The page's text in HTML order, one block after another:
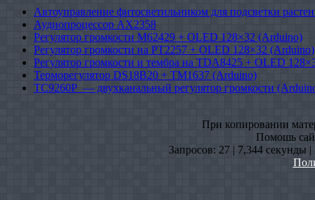
Автоуправление фитосветильником для подсветки
Аудиопроцессор AX2358
Регулятор громкости M62429 + OLED 128×32 (Arduino)
Регулятор громкости на PT2257 + OLED 128×32 (Arduino)
Регулятор громкости и тембра на TDA8425 + OLED
Терморегулятор DS18B20 + TM1637 (Arduino)
TC9260P — двухканальный регулятор громкости
При копировании
Помошь
Запросов: 27 | 7,344 секунды